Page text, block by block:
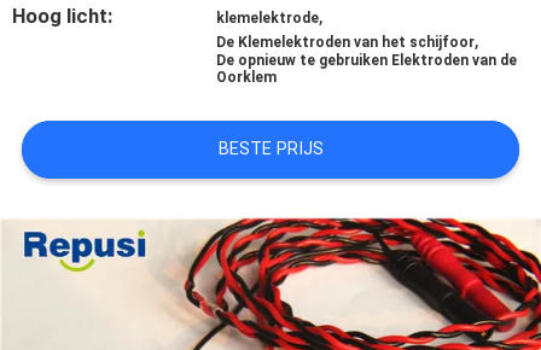
CITAAT
SITEMAP
Hoog licht: klemelektrode,
De Klemelektroden van het schijfoor,
De opnieuw te gebruiken Elektroden van de
Oorklem
BESTE PRIJS